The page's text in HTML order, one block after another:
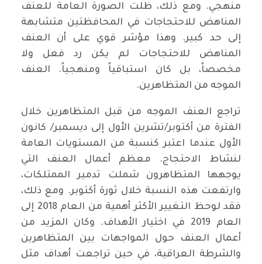
منهجي. ومع ذلك، ظلت الصورة العامة للعنف
المناهض للاحتجاجات في المحافظتين متشابهة
إلى حد كبير. وهذا مؤشر قوي على أن العنف
المناهض للاحتجاجات لم يكن رد فعل ولا
مخصصاً، بل كان استباقياً ومنهجياً. العنف
الموجه من المتظاهرين.
تراجع العنف الموجه من قبل المتظاهرين خلال
الفترة من أكتوبر/تشرين الأول إلى ديسمبر/ كانون
الأول عندما اعتبر كنسبة من المستويات العامة
لنشاط الاحتجاج. معظم أعمال العنف التي
يوجهها المتظاهرون شملت تدمير الممتلكات،
وارتفعت هذه النسبة خلال ثورة أكتوبر. ومع ذلك،
فقد لوحظ التغيير الأكثر أهمية من العام 2018 إلى
العام 2019 في اختيار الأهداف. وكان المزيد من
أعمال العنف حول المواجهات بين المتظاهرين
والشرطة العراقية، في حين تراجعت أهداف مثل